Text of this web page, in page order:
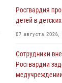
Росгвардия
детей в
07 августа 2026,
Сотрудники
Росгвардии